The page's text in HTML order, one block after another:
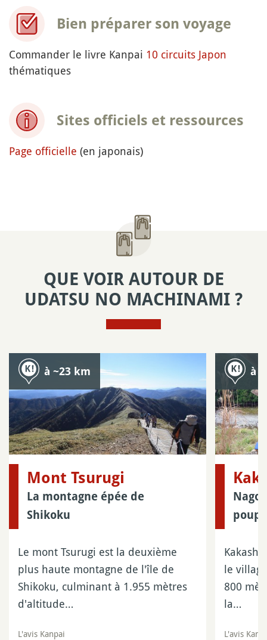
Bien préparer son voyage
Commander le livre Kanpai 10 circuits Japon
thématiques
Sites officiels et ressources
Page officielle (en japonais)
QUE VOIR AUTOUR DE
UDATSU NO MACHINAMI ?
à ~23 km
Mont Tsurugi
La montagne épée de
Shikoku
Le mont Tsurugi est la deuxième
plus haute montagne de l'île de
Shikoku, culminant à 1.955 mètres
d'altitude…
L'avis Kanpai
à
Kakashi
le
800
la…
L'avis